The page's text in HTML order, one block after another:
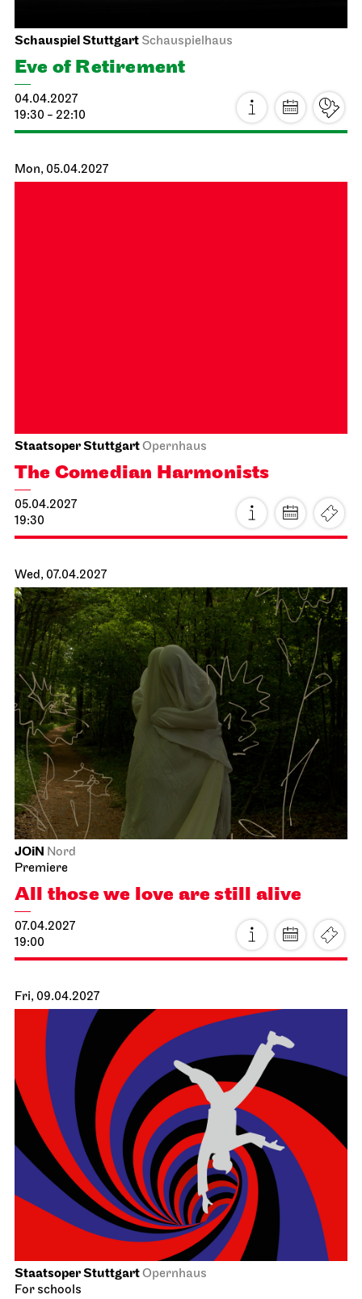
JOiNNord
All those we love are still alive
15.04.2027
19:00
Fri, 16.04.2027
Stuttgart Ballet
Schauspielhaus
Premiere
Mixed Bill
CREATIONS XVI – XIX
16.04.2027
19:00